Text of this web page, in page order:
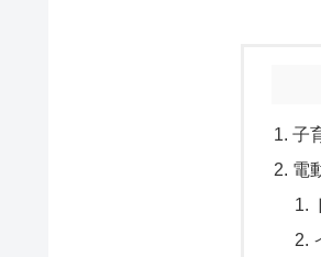
子
電